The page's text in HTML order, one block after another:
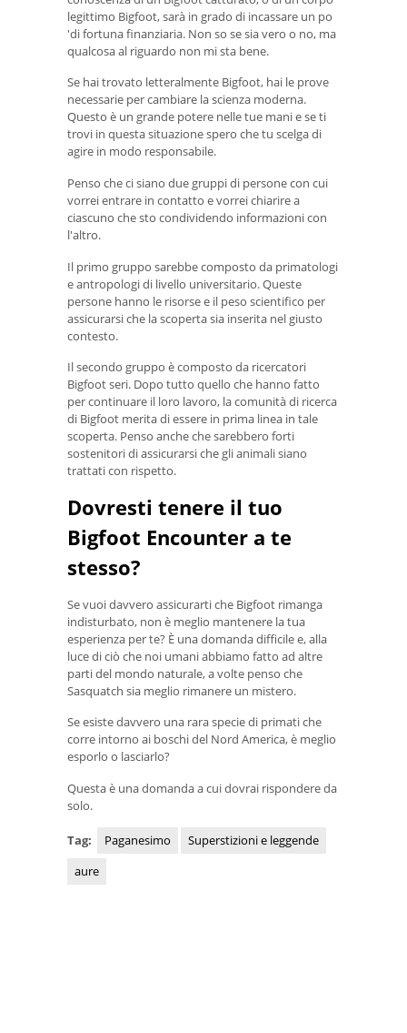
legittimo Bigfoot, sarà in grado di incassare un po
'di fortuna finanziaria. Non so se sia vero o no, ma
qualcosa al riguardo non mi sta bene.
Se hai trovato letteralmente Bigfoot, hai le prove
necessarie per cambiare la scienza moderna.
Questo è un grande potere nelle tue mani e se ti
trovi in ​​questa situazione spero che tu scelga di
agire in modo responsabile.
Penso che ci siano due gruppi di persone con cui
vorrei entrare in contatto e vorrei chiarire a
ciascuno che sto condividendo informazioni con
l'altro.
Il primo gruppo sarebbe composto da primatologi
e antropologi di livello universitario. Queste
persone hanno le risorse e il peso scientifico per
assicurarsi che la scoperta sia inserita nel giusto
contesto.
Il secondo gruppo è composto da ricercatori
Bigfoot seri. Dopo tutto quello che hanno fatto
per continuare il loro lavoro, la comunità di ricerca
di Bigfoot merita di essere in prima linea in tale
scoperta. Penso anche che sarebbero forti
sostenitori di assicurarsi che gli animali siano
trattati con rispetto.
Dovresti tenere il tuo
Bigfoot Encounter a te
stesso?
Se vuoi davvero assicurarti che Bigfoot rimanga
indisturbato, non è meglio mantenere la tua
esperienza per te? È una domanda difficile e, alla
luce di ciò che noi umani abbiamo fatto ad altre
parti del mondo naturale, a volte penso che
Sasquatch sia meglio rimanere un mistero.
Se esiste davvero una rara specie di primati che
corre intorno ai boschi del Nord America, è meglio
esporlo o lasciarlo?
Questa è una domanda a cui dovrai rispondere da
solo.
Tag: Paganesimo
Superstizioni e leggende
aure